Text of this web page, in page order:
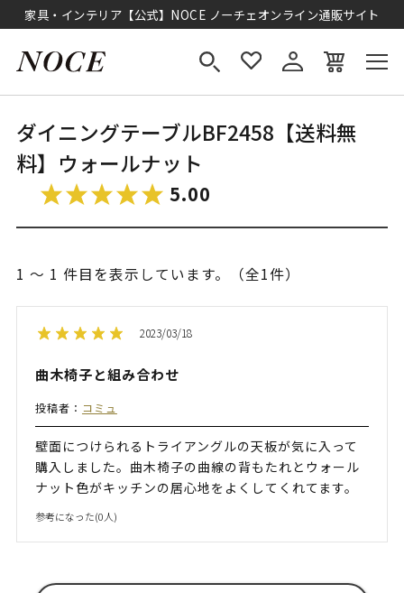
家具・インテリア【公式】NOCE ノーチェオンライン通販サイト
ダイニングテーブルBF2458【送料無
料】ウォールナット
5.00
1 ～ 1 件目を表示しています。（全1件）
2023/03/18
曲木椅子と組み合わせ
投稿者： コミュ
壁面につけられるトライアングルの天板が気に入って
購入しました。曲木椅子の曲線の背もたれとウォール
ナット色がキッチンの居心地をよくしてくれてます。
参考になった(0人)